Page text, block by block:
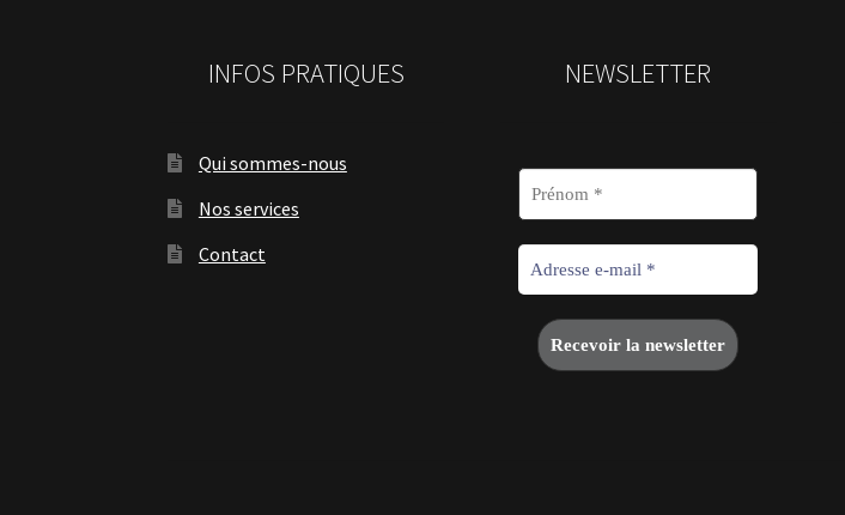
INFOS PRATIQUES
Qui sommes-nous
Nos services
Contact
NEWSLETTER